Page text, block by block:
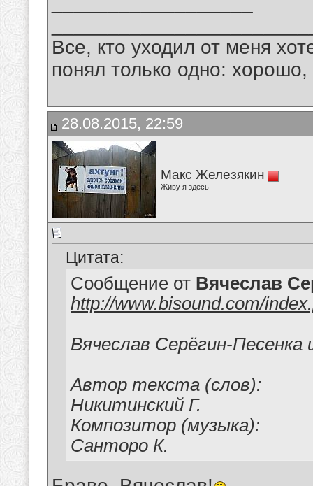
Все, кто уходил от меня
понял только одно:
28.08.2015, 22:59
Макс Железякин
Живу я здесь
Цитата:
Сообщение от Вячеслав
http://www.bisound.com/
Вячеслав Серёгин-
Автор текста (слов):
Никитинский Г.
Композитор (музыка):
Санторо К.